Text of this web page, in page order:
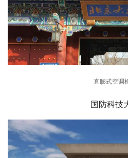
直膨式空调
国防科技